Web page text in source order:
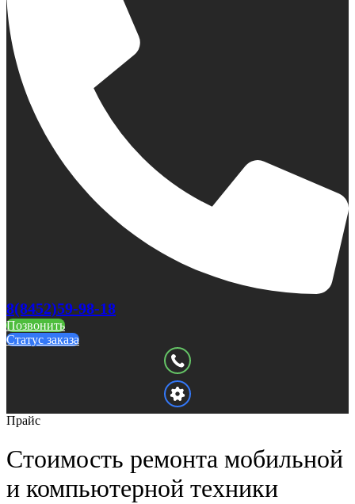
8(8452)59-98-18
Позвонить
Статус заказа
Прайс
Стоимость ремонта мобильной
и компьютерной техники